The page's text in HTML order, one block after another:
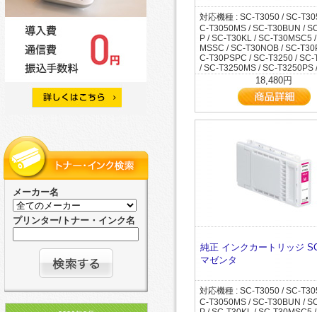
メーカー名
プリンター/トナー・インク名
DH / SC-T7250H / SC-
7255 / SC-T7255C0 / SC-
-T7255DH / SC-T7255H / SC-
S / SC-T725DPS / SC-T72C6
C7 / SC-T72DPS / SC-T72R1
R2 / SC-T72RC0 / SC-
72RC9 / SC-T7DRC9 / SC-
5 / SC-T50MSC3 / SC-
T50MSSC / SC-T50PSPC /
SC-T5250C8 / SC-T5250C9 /
0D / SC-T5250DH / SC-
5250MS / SC-T5250PS / SC-
C-T5255C0 / SC-T5255D /
DH / SC-T5255H / SC-
525DC8 / SC-T525DC9 / SC-
S / SC-T52BUN / SC-T52C6 /
C7 / SC-T52DC6 / SC-
52DMC9 / SC-T52DMFP /
/ SC-T52MFC6 / SC-
SC-T52MRC6 / SC-T52MSC6
2MSC7 / SC-T52MSC8 / SC-
/ SC-T52MSSC / SC-T52R1 /
2 / SC-T52RC0 / SC-T52RC6
RC9 / SC-T5CRC8 / SC-
C-T5DMRC7 / SC-T5DMRC8
DMSC5 / SC-T5DMSSC /
/ SC-T5DRC8 / SC-T5DRC9 /
C-T5MRC8 / SC-T5MSRC /
0C5 / SC-T7050H / SC-
0PSPC / SC-T7250 / SC-
DH / SC-T7250H / SC-
7255 / SC-T7255C0 / SC-
-T7255DH / SC-T7255H / SC-
S / SC-T725DPS / SC-T72C6
対応機種 : SC-T3050 / SC-
C-T3050MS / SC-T30BUN /
P / SC-T30KL / SC-T30MSC5
MSSC / SC-T30NOB / SC-
C-T30PSPC / SC-T3250 / SC-
/ SC-T3250MS / SC-T3250PS
255 / SC-T3255C0 / SC-
T3255PS / SC-T32ARC0 /
C0 / SC-T32BUN / SC-
32CRC0 / SC-T32KL / SC-
SC-T32MFC7 / SC-T32MFC8
2MSC8 / SC-T32MSC9 / SC-
C / SC-T32NOB / SC-
2R1 / SC-T32R2 / SC-
2RC9 / SC-T3CADC3 / SC-
SC-T3CADC6 / SC-
CADC8 / SC-T3CADC9 / SC-
/ SC-T3CRC8 / SC-
SC-T3MRC8 / SC-T3POPC3 /
SC-T3POPC8 / SC-T3POPC9
PRC7 / SC-T3PRC8 / SC-
T5050C5 / SC-T5050H / SC-
5 / SC-T50MSC3 / SC-
T50MSSC / SC-T50PSPC /
SC-T5250C8 / SC-T5250C9 /
18,480円
純正 インクカートリッジ
マゼンタ
対応機種 : SC-T3050 / SC-
C-T3050MS / SC-T30BUN /